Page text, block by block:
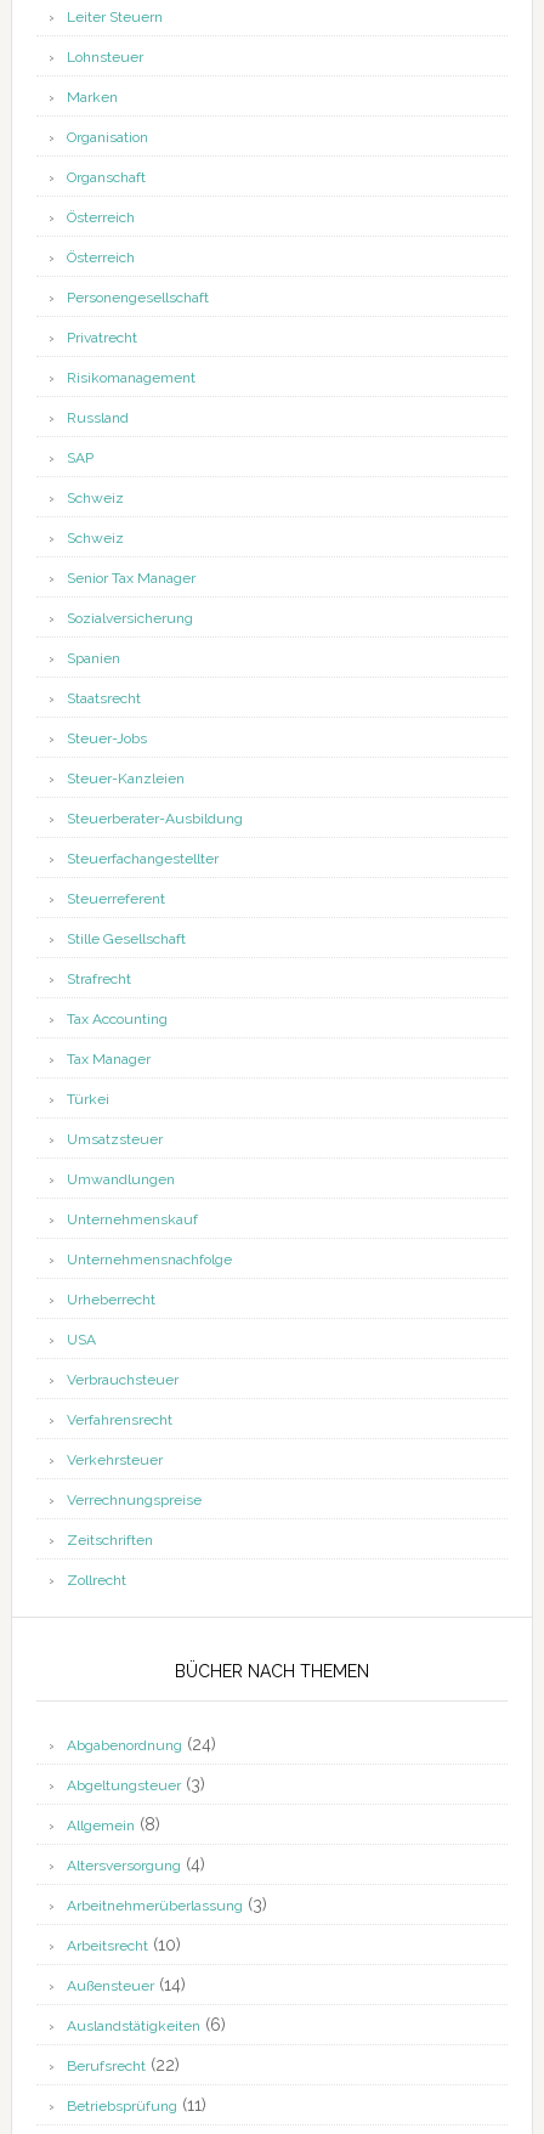
Leiter Steuern
Lohnsteuer
Marken
Organisation
Organschaft
Österreich
Österreich
Personengesellschaft
Privatrecht
Risikomanagement
Russland
SAP
Schweiz
Schweiz
Senior Tax Manager
Sozialversicherung
Spanien
Staatsrecht
Steuer-Jobs
Steuer-Kanzleien
Steuerberater-Ausbildung
Steuerfachangestellter
Steuerreferent
Stille Gesellschaft
Strafrecht
Tax Accounting
Tax Manager
Türkei
Umsatzsteuer
Umwandlungen
Unternehmenskauf
Unternehmensnachfolge
Urheberrecht
USA
Verbrauchsteuer
Verfahrensrecht
Verkehrsteuer
Verrechnungspreise
Zeitschriften
Zollrecht
BÜCHER NACH THEMEN
Abgabenordnung (24)
Abgeltungsteuer(3)
Allgemein (8)
Altersversorgung (4)
Arbeitnehmerüberlassung (3)
Arbeitsrecht(10)
Außensteuer(14)
Auslandstätigkeiten (6)
Berufsrecht(22)
Betriebsprüfung (11)